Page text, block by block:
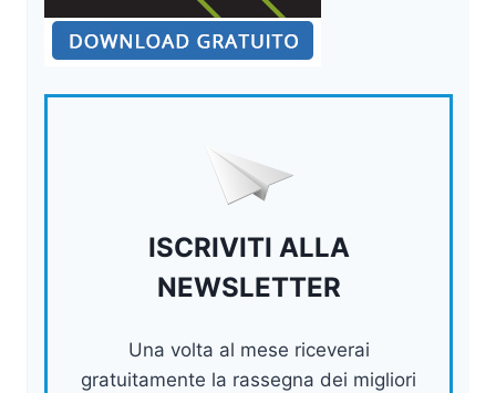
ISCRIVITI ALLA
NEWSLETTER
Una volta al mese riceverai
gratuitamente la rassegna dei migliori